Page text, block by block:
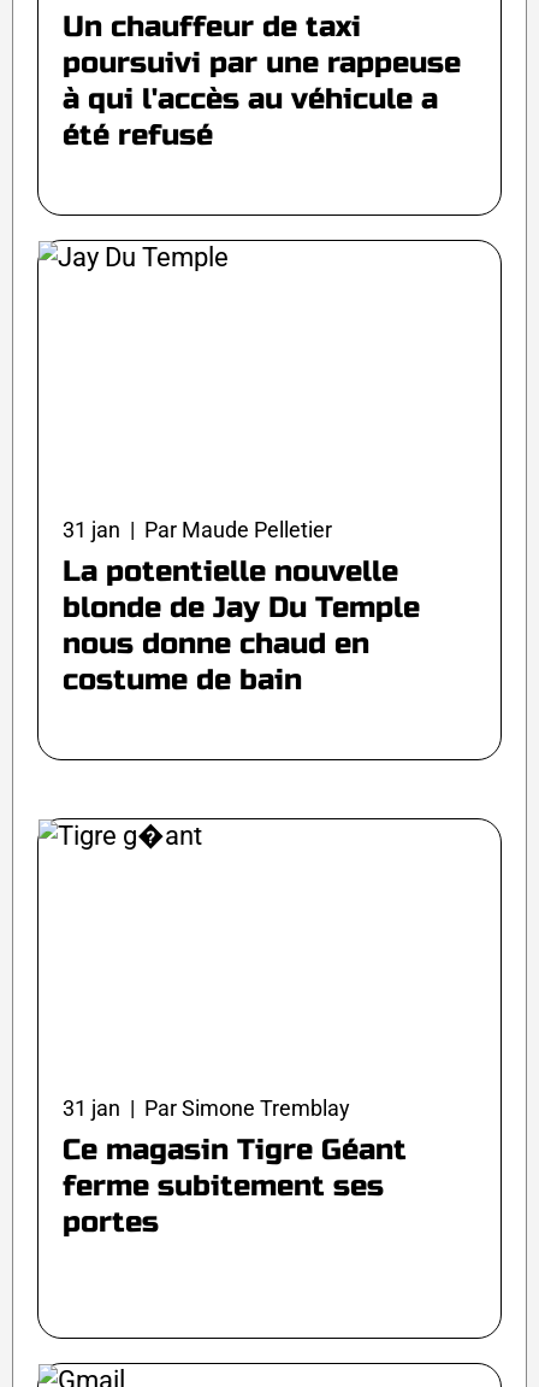
Un chauffeur de taxi
poursuivi par une rappeuse
à qui l'accès au véhicule a
été refusé
31 jan | Par Maude Pelletier
La potentielle nouvelle
blonde de Jay Du Temple
nous donne chaud en
costume de bain
31 jan | Par Simone Tremblay
Ce magasin Tigre Géant
ferme subitement ses
portes